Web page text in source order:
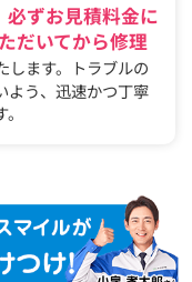
必ずお見積料金に
だいてから修理
します。トラブルの
よう、迅速かつ丁寧